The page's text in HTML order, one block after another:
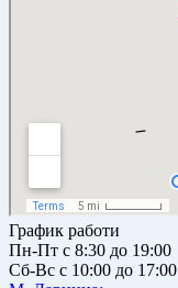
График работи
Пн-Пт с 8:30 до 19:00
Сб-Вс с 10:00 до 17:00